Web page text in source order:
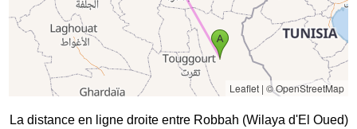
Leaflet| © OpenStreetMap
La distance en ligne droite entre Robbah (Wilaya d'El Oued)